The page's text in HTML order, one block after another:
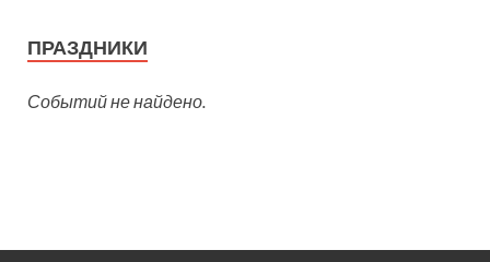
ПРАЗДНИКИ
Событий не найдено.